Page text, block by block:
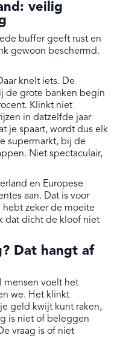
veilig
buffer geeft rust en
gewoon beschermd.
knelt iets. De
de grote banken begin
Klinkt niet
in datzelfde jaar
je spaart, wordt dus elk
supermarkt, bij de
Niet spectaculair,
en Europese
aan. Dat is voor
zeker de moeite
dat dicht de kloof niet
Dat hangt af
mensen voelt het
we. Het klinkt
geld kwijt kunt raken,
is niet of beleggen
vraag is of niet